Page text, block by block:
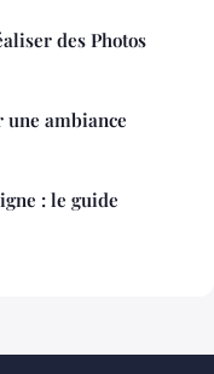
des Photos
une ambiance
: le guide